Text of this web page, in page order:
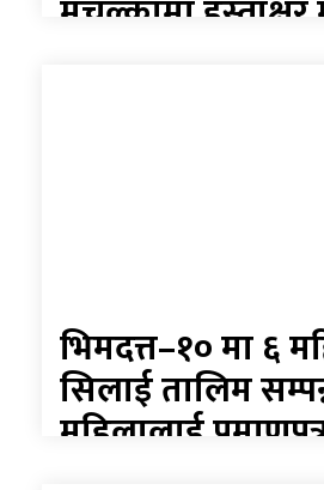
मुचुल्कामा
भिमदत्त–१० मा ६
सिलाई तालिम
महिलालाई